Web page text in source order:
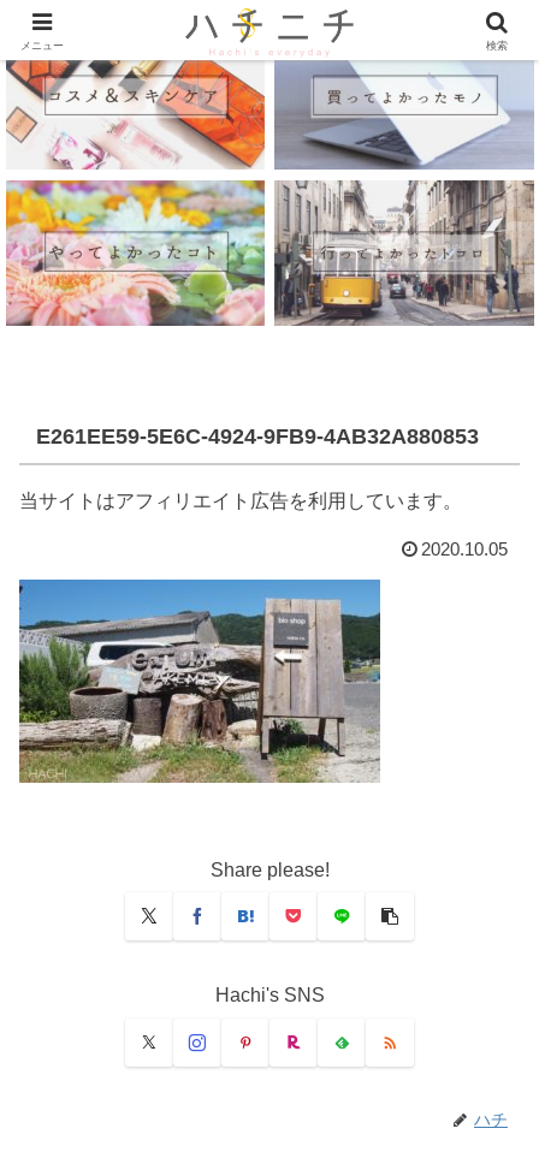
E261EE59-5E6C-4924-9FB9-4AB32A880853
当サイトはアフィリエイト広告を利用しています。
2020.10.05
Share please!
Hachi's SNS
ハチ
メニュー 検索